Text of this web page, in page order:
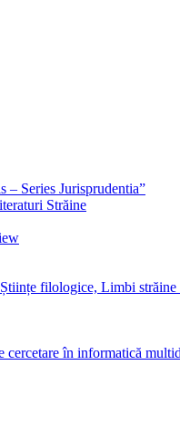
– Series Jurisprudentia”
Străine
filologice, Limbi străine
cercetare în informatică